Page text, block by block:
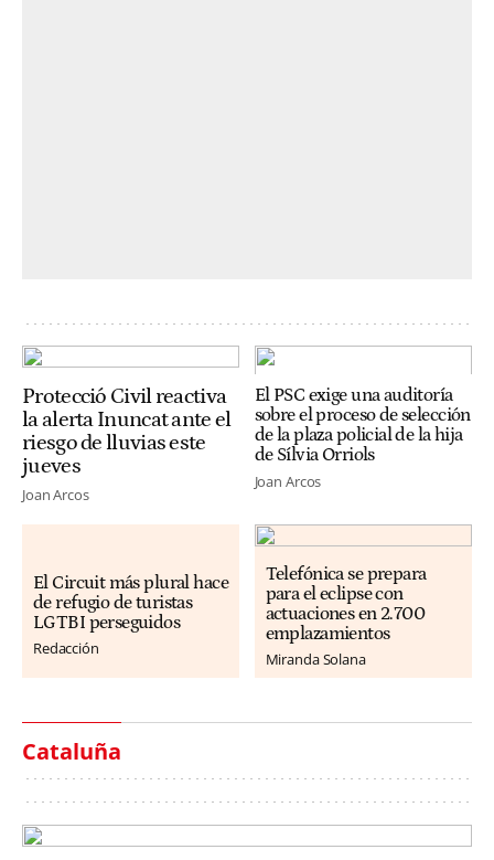
Protecció Civil reactiva
la alerta Inuncat ante el
riesgo de lluvias este
jueves
Joan Arcos
El PSC exige una auditoría
sobre el proceso de selección
de la plaza policial de la hija
de Sílvia Orriols
Joan Arcos
El Circuit más plural hace
de refugio de turistas
LGTBI perseguidos
Redacción
Telefónica se prepara
para el eclipse con
actuaciones en 2.700
emplazamientos
Miranda Solana
Cataluña